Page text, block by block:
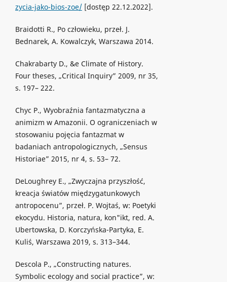
zycia-jako-bios-zoe/[dostęp 22.12.2022].
Braidotti R., Po człowieku, przeł. J.
Bednarek, A. Kowalczyk, Warszawa 2014.
Chakrabarty D., &e Climate of History.
Four theses, „Critical Inquiry” 2009, nr 35,
s. 197– 222.
Chyc P., Wyobraźnia fantazmatyczna a
animizm w Amazonii. O ograniczeniach w
stosowaniu pojęcia fantazmat w
badaniach antropologicznych, „Sensus
Historiae” 2015, nr 4, s. 53– 72.
DeLoughrey E., „Zwyczajna przyszłość,
kreacja światów międzygatunkowych
antropocenu”, przeł. P. Wojtaś, w: Poetyki
ekocydu. Historia, natura, kon"ikt, red. A.
Ubertowska, D. Korczyńska-Partyka, E.
Kuliś, Warszawa 2019, s. 313–344.
Descola P., „Constructing natures.
Symbolic ecology and social practice”, w: